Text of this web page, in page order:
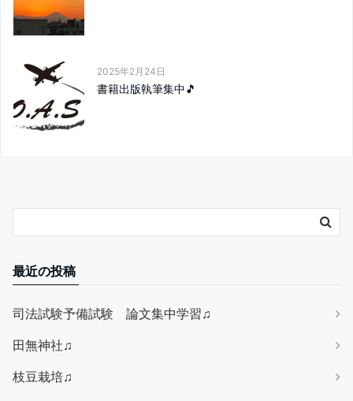
2025年2月24日
書籍出版執筆集中🎵
最近の投稿
司法試験予備試験 論文集中学習♫
田無神社♫
枝豆栽培♫